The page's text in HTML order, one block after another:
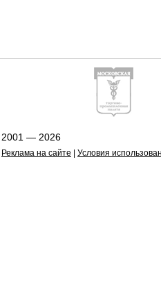
2001 — 2026
Реклама на сайте Условия